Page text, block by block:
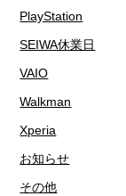
PlayStation
SEIWA休業日
VAIO
Walkman
Xperia
お知らせ
その他